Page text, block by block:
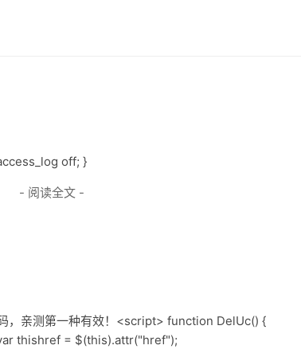
off; }
- 阅读全文 -
，亲测第一种有效！<script> function DelUc() {
thishref = $(this).attr("href");